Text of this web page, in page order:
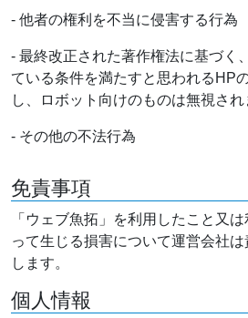
- 他者の権利を不当に侵害する行為
- 最終改正された著作権法に基づく
ている条件を満たすと思われるHP
し、ロボット向けのものは無視され
- その他の不法行為
免責事項
「ウェブ魚拓」を利用したこと又
って生じる損害について運営会社
します。
個人情報